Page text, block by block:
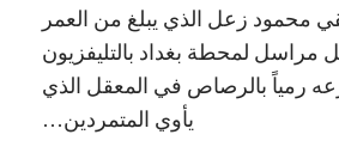
محمود زعل الذي يبلغ من العمر
مراسل لمحطة بغداد بالتليفزيون
رمياً بالرصاص في المعقل الذي
يأوي المتمردين…